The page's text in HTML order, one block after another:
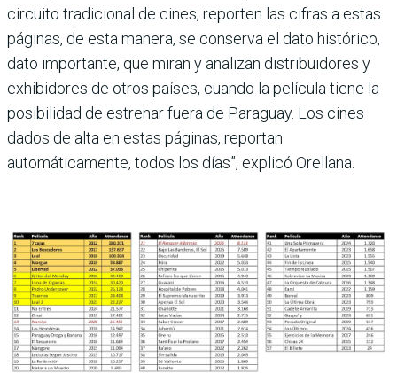
circuito tradicional de cines, reporten las cifras a estas
páginas, de esta manera, se conserva el dato histórico,
dato importante, que miran y analizan distribuidores y
exhibidores de otros países, cuando la película tiene la
posibilidad de estrenar fuera de Paraguay. Los cines
dados de alta en estas páginas, reportan
automáticamente, todos los días”, explicó Orellana.